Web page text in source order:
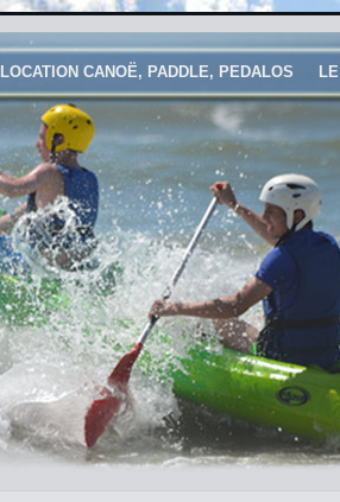
LOCATION CANOË, PADDLE, PEDALOS